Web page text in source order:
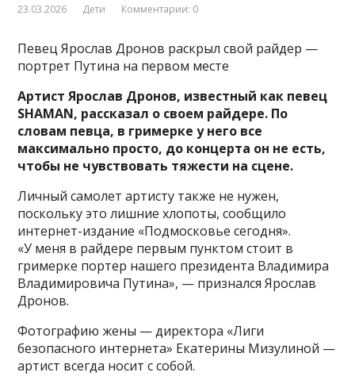
23.03.2026 Дети Комментарии: 0
Певец Ярослав Дронов раскрыл свой райдер —
портрет Путина на первом месте
Артист Ярослав Дронов, известный как певец
SHAMAN, рассказал о своем райдере. По
словам певца, в гримерке у него все
максимально просто, до концерта он не есть,
чтобы не чувствовать тяжести на сцене.
Личный самолет артисту также не нужен,
поскольку это лишние хлопоты, сообщило
интернет-издание «Подмосковье сегодня».
«У меня в райдере первым пунктом стоит в
гримерке портер нашего президента Владимира
Владимировича Путина», — признался Ярослав
Дронов.
Фотографию жены — директора «Лиги
безопасного интернета» Екатерины Мизулиной —
артист всегда носит с собой.